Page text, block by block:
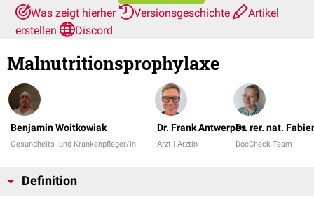
Was zeigt hierher
Versionsgeschichte
Artikel
erstellen
Discord
Malnutritionsprophylaxe
Benjamin Woitkowiak
Gesundheits- und Krankenpfleger/in
Dr. Frank Antwerpes
Arzt | Ärztin
Dr. rer. nat.
DocCheck Team
Definition